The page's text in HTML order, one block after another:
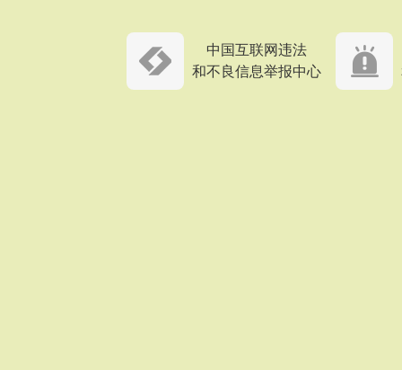
中国互联网违法
和不良信息举报中心